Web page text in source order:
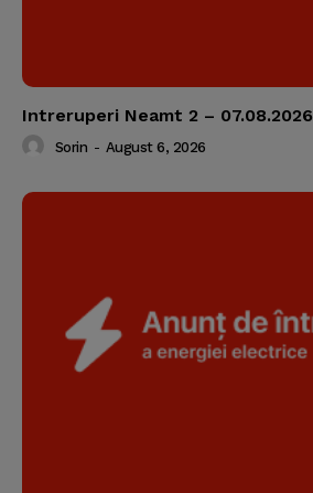
Intreruperi Neamt 2 – 07.08.2026
Sorin - August 6, 2026